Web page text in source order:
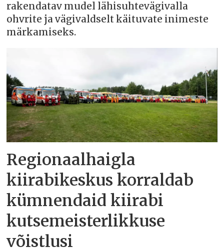
rakendatav mudel lähisuhtevägivalla
ohvrite ja vägivaldselt käituvate inimeste
märkamiseks.
Regionaalhaigla
kiirabikeskus korraldab
kümnendaid kiirabi
kutsemeisterlikkuse
võistlusi